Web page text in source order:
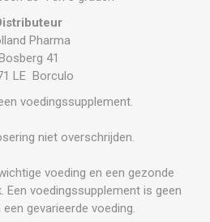
Pharma
41
LE Borculo
voedingssupplement.
niet overschrijden.
voeding en een gezonde
Een voedingssupplement is geen
gevarieerde voeding.